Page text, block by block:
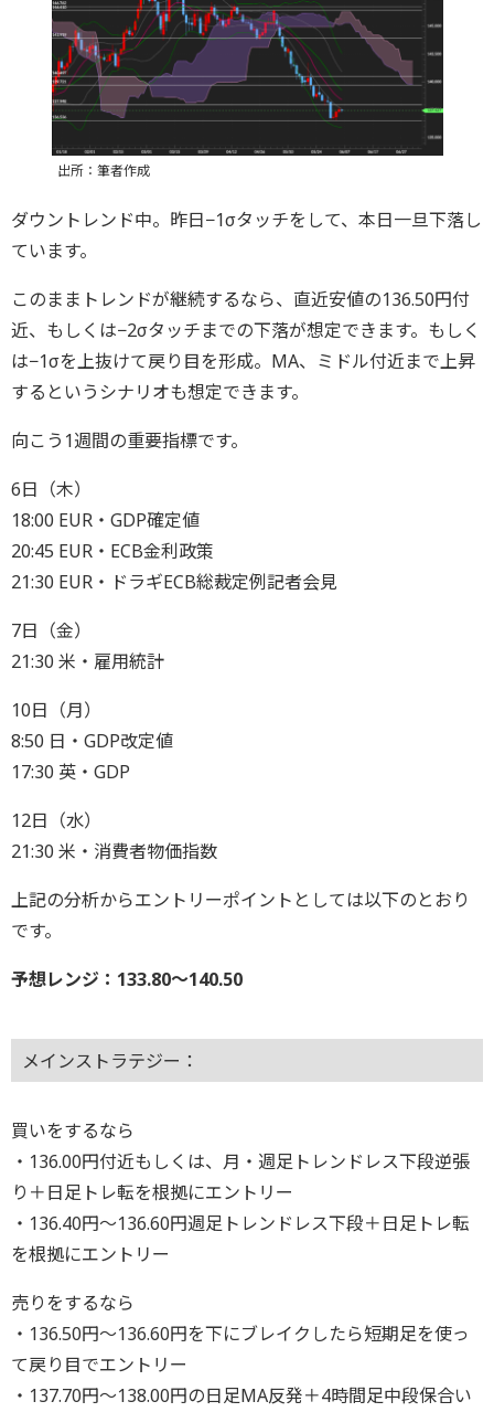
出所：筆者作成
ダウントレンド中。昨日−1σタッチをして、本日一旦下落し
ています。
このままトレンドが継続するなら、直近安値の136.50円付
近、もしくは−2σタッチまでの下落が想定できます。もしく
は−1σを上抜けて戻り目を形成。MA、ミドル付近まで上昇
するというシナリオも想定できます。
向こう1週間の重要指標です。
6日（木）
18:00 EUR・GDP確定値
20:45 EUR・ECB金利政策
21:30 EUR・ドラギECB総裁定例記者会見
7日（金）
21:30 米・雇用統計
10日（月）
8:50 日・GDP改定値
17:30 英・GDP
12日（水）
21:30 米・消費者物価指数
上記の分析からエントリーポイントとしては以下のとおり
です。
予想レンジ：133.80～140.50
メインストラテジー：
買いをするなら
・136.00円付近もしくは、月・週足トレンドレス下段逆張
り＋日足トレ転を根拠にエントリー
・136.40円～136.60円週足トレンドレス下段＋日足トレ転
を根拠にエントリー
売りをするなら
・136.50円～136.60円を下にブレイクしたら短期足を使っ
て戻り目でエントリー
・137.70円～138.00円の日足MA反発＋4時間足中段保合い